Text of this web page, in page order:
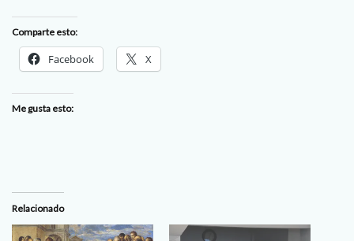
Comparte esto:
Facebook X
Me gusta esto:
Relacionado